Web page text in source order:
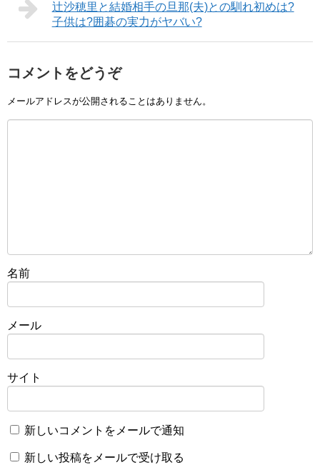
辻沙穂里と結婚相手の旦那(夫)との馴れ初めは?
子供は?囲碁の実力がヤバい?
コメントをどうぞ
メールアドレスが公開されることはありません。
名前
メール
サイト
新しいコメントをメールで通知
新しい投稿をメールで受け取る